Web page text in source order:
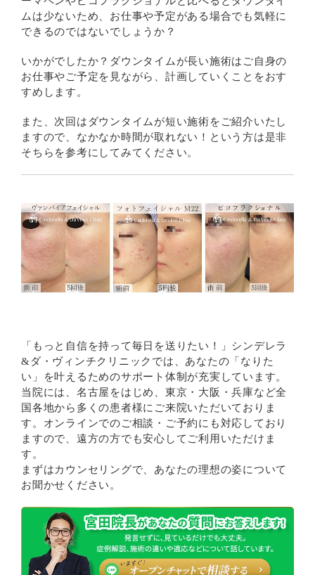
ムは少ないため、お仕事や予定がある場合でも気軽に
できるのではないでしょうか？
いかがでしたか？ダウンタイムが長い施術はご自身の
お仕事やご予定を見ながら、計画していくことをおす
すめします。
また、次回はダウンタイムが短い施術をご紹介いたし
ますので、なかなか時間が取れない！という方は是非
そちらを参考にしてみてください。
「もっと自信を持って毎日を送りたい！」シンデレラ
&ダ・ヴィンチクリニックでは、あなたの「なりた
い」を叶えるためのサポート体制が充実しています。
当院には、名古屋をはじめ、東京・大阪・兵庫など全
国各地から多くの患者様にご来院いただいておりま
す。オンラインでのご相談・ご予約にも対応しており
ますので、遠方の方でも安心してご利用いただけま
す。
まずはカウンセリングで、あなたの理想の姿について
お聞かせください。